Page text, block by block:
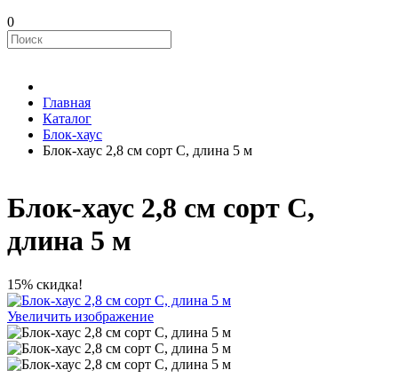
0
Главная
Каталог
Блок-хаус
Блок-хаус 2,8 см сорт С, длина 5 м
Блок-хаус 2,8 см сорт С,
длина 5 м
15% скидка!
Увеличить изображение